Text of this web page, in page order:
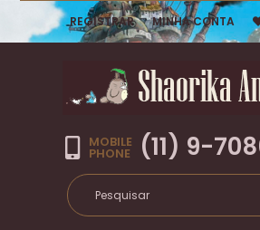
REGISTRAR MINHA CONTA
MOBILE
PHONE (11) 9-